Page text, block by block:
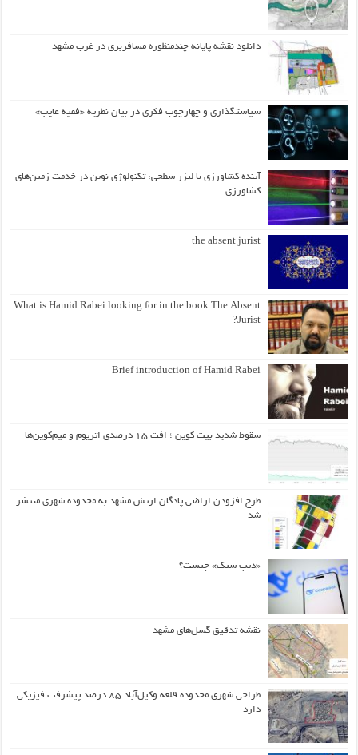
دانلود نقشه پایانه چندمنظوره مسافربری در غرب مشهد
سیاستگذاری و چهارچوب فکری در بیان نظریه «فقیه غایب»
آینده کشاورزی با لیزر سطحی: تکنولوژی نوین در خدمت زمین‌های
کشاورزی
the absent jurist
What is Hamid Rabei looking for in the book The Absent
Jurist?
Brief introduction of Hamid Rabei
سقوط شدید بیت کوین ؛ افت ۱۵ درصدی اتریوم و میم‌کوین‌ها
طرح افزودن اراضی پادگان ارتش مشهد به محدوده شهری منتشر
شد
«دیپ سیک» چیست؟
نقشه تدقیق گسل‌های مشهد
طراحی شهری محدوده قلعه وکیل‌آباد ۸۵ درصد پیشرفت فیزیکی
دارد